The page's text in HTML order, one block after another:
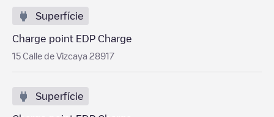
Superfície
Charge point EDP Charge
15 Calle de Vizcaya 28917
Superfície